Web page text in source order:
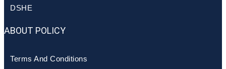
DSHE
ABOUT POLICY
Terms And Conditions